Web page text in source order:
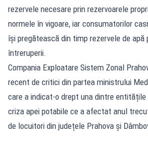
rezervele necesare prin rezervoarele
normele în vigoare, iar consumatorilor
își pregătească din timp rezervele de apă
întreruperii.
Compania Exploatare Sistem Zonal
recent de critici din partea ministrului
care a indicat-o drept una dintre
criza apei potabile ce a afectat anul
de locuitori din județele Prahova și